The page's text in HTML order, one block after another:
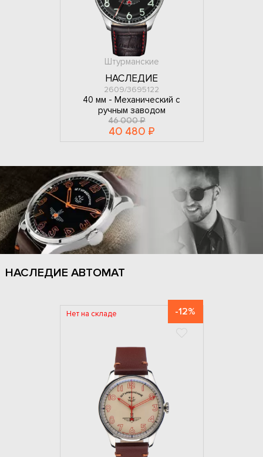
Штурманские
НАСЛЕДИЕ
2609/3695122
40 мм - Механический с
ручным заводом
46 000 ₽
40 480 ₽
НАСЛЕДИЕ АВТОМАТ
Нет на складе -12%